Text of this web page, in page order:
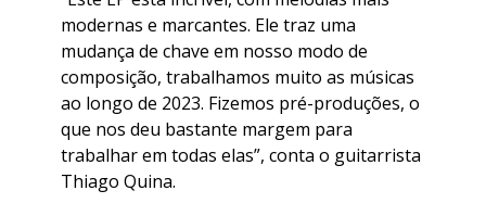
modernas e marcantes. Ele traz uma
mudança de chave em nosso modo de
composição, trabalhamos muito as músicas
ao longo de 2023. Fizemos pré-produções, o
que nos deu bastante margem para
trabalhar em todas elas”, conta o guitarrista
Thiago Quina.